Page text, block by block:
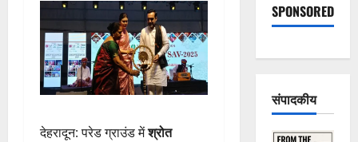
देहरादून: परेड ग्राउंड मेंश्रोत
SPONSORED
संपादकीय